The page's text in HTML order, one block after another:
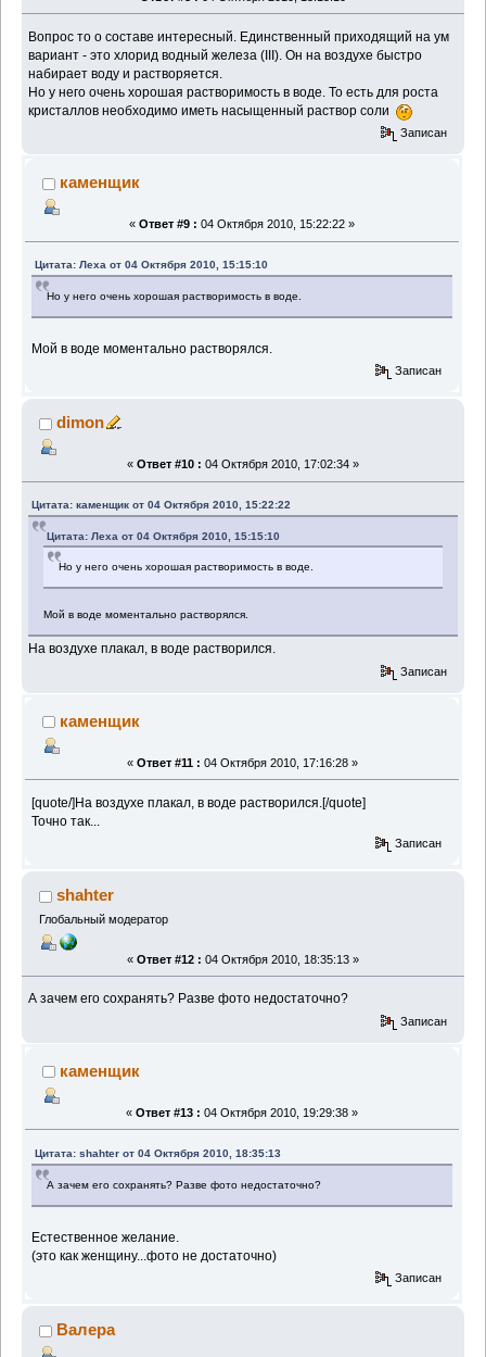
Вопрос то о составе интересный. Единственный приходящий на ум
вариант - это хлорид водный железа (III). Он на воздухе быстро
набирает воду и растворяется.
Но у него очень хорошая растворимость в воде. То есть для роста
кристаллов необходимо иметь насыщенный раствор соли
Записан
каменщик
« Ответ #9 : 04 Октября 2010, 15:22:22 »
Цитата: Леха от 04 Октября 2010, 15:15:10
Но у него очень хорошая растворимость в воде.
Мой в воде моментально растворялся.
Записан
dimon
« Ответ #10 : 04 Октября 2010, 17:02:34 »
Цитата: каменщик от 04 Октября 2010, 15:22:22
Цитата: Леха от 04 Октября 2010, 15:15:10
Но у него очень хорошая растворимость в воде.
Мой в воде моментально растворялся.
На воздухе плакал, в воде растворился.
Записан
каменщик
« Ответ #11 : 04 Октября 2010, 17:16:28 »
[quote/]На воздухе плакал, в воде растворился.[/quote]
Точно так...
Записан
shahter
Глобальный модератор
« Ответ #12 : 04 Октября 2010, 18:35:13 »
А зачем его сохранять? Разве фото недостаточно?
Записан
каменщик
« Ответ #13 : 04 Октября 2010, 19:29:38 »
Цитата: shahter от 04 Октября 2010, 18:35:13
А зачем его сохранять? Разве фото недостаточно?
Естественное желание.
(это как женщину...фото не достаточно)
Записан
Валера